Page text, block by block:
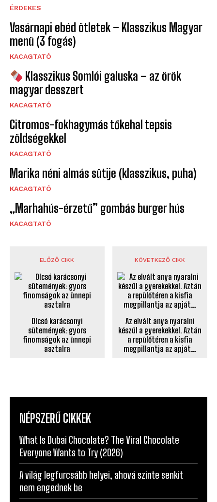
ÉRDEKES
Vasárnapi ebéd ötletek – Klasszikus Magyar
menü (3 fogás)
KACAGTATÓ
Klasszikus Somlói galuska – az örök
magyar desszert
KACAGTATÓ
Citromos-fokhagymás tőkehal tepsis
zöldségekkel
KACAGTATÓ
Marika néni almás sütije (klasszikus, puha)
KACAGTATÓ
„Marhahús-érzetű” gombás burger hús
KACAGTATÓ
ELŐZŐ CIKK
Olcsó karácsonyi
sütemények: gyors
finomságok az ünnepi
asztalra
KÖVETKEZŐ CIKK
Az elvált anya nyaralni
készül a gyerekekkel. Aztán
a repülőtéren a kisfia
megpillantja az apját…
NÉPSZERŰ CIKKEK
What Is Dubai Chocolate? The Viral Chocolate
Everyone Wants to Try (2026)
A világ legfurcsább helyei, ahová szinte senkit
nem engednek be